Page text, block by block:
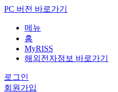
PC 버전 바로가기
메뉴
홈
MyRISS
해외전자정보 바로가기
로그인
회원가입